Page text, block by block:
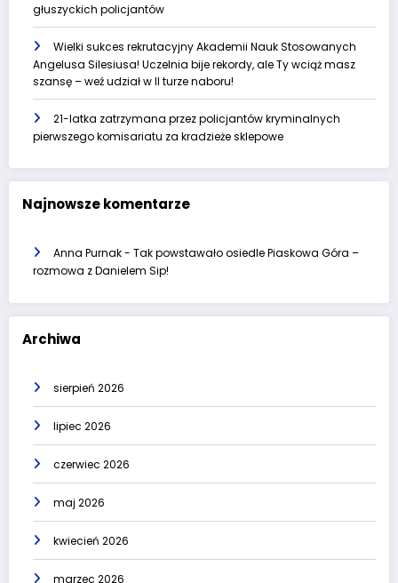
głuszyckich policjantów
Wielki sukces rekrutacyjny Akademii Nauk Stosowanych
Angelusa Silesiusa! Uczelnia bije rekordy, ale Ty wciąż masz
szansę – weź udział w II turze naboru!
21-latka zatrzymana przez policjantów kryminalnych
pierwszego komisariatu za kradzieże sklepowe
Najnowsze komentarze
Anna Purnak- Tak powstawało osiedle Piaskowa Góra –
rozmowa z Danielem Sip!
Archiwa
sierpień 2026
lipiec 2026
czerwiec 2026
maj 2026
kwiecień 2026
marzec 2026